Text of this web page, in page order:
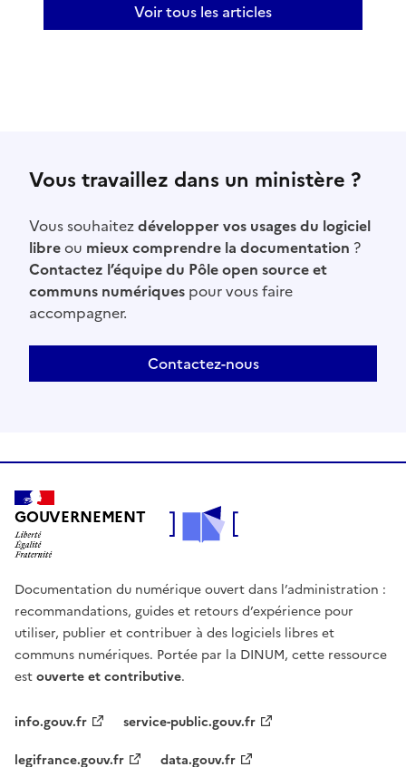
Voir tous les articles
Vous travaillez dans un ministère ?
Vous souhaitezdévelopper vos usages du logiciel
libreou mieux comprendre la documentation ?
Contactez l’équipe du Pôle open source et
communs numériques pour vous faire
accompagner.
Contactez-nous
GOUVERNEMENT
Documentation du numérique ouvert dans l’administration :
recommandations, guides et retours d’expérience pour
utiliser, publier et contribuer à des logiciels libres et
communs numériques. Portée par la DINUM, cette ressource
estouverte et contributive.
info.gouv.fr
service-public.gouv.fr
legifrance.gouv.fr
data.gouv.fr